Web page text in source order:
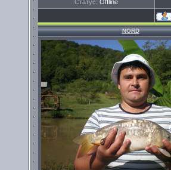
Статус: Offline
NORD